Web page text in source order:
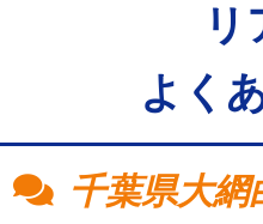
リ
よく
千葉県大網